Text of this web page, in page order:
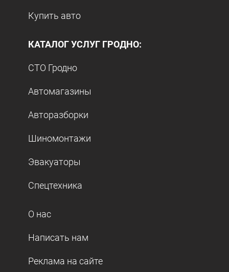
Купить авто
КАТАЛОГ УСЛУГ ГРОДНО:
СТО Гродно
Автомагазины
Авторазборки
Шиномонтажи
Эвакуаторы
Спецтехника
О нас
Написать нам
Реклама на сайте